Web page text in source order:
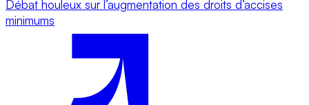
Débat houleux sur l’augmentation des droits d’accises
minimums